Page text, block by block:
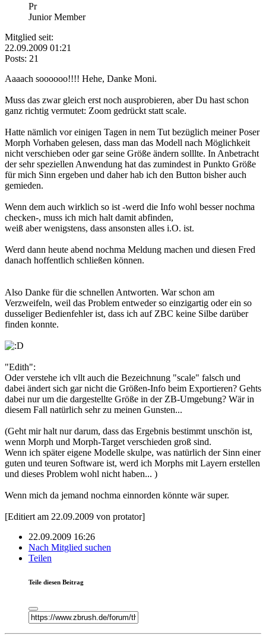
Pr
Junior Member
Mitglied seit:
22.09.2009 01:21
Posts: 21
Aaaach soooooo!!!! Hehe, Danke Moni.
Muss das zwar gleich erst noch ausprobieren, aber Du hast schon
ganz richtig vermutet: Zoom gedrückt statt scale.
Hatte nämlich vor einigen Tagen in nem Tut bezüglich meiner Poser
Morph Vorhaben gelesen, dass man das Modell nach Möglichkeit
nicht verschieben oder gar seine Größe ändern solllte. In Anbetracht
der sehr speziellen Anwendung hat das zumindest in Punkto Größe
für mich Sinn ergeben und daher hab ich den Button bisher auch
gemieden.
Wenn dem auch wirklich so ist -werd die Info wohl besser nochma
checken-, muss ich mich halt damit abfinden,
weiß aber wenigstens, dass ansonsten alles i.O. ist.
Werd dann heute abend nochma Meldung machen und diesen Fred
danach hoffentlich schließen können.
Also Danke für die schnellen Antworten. War schon am
Verzweifeln, weil das Problem entweder so einzigartig oder ein so
dusseliger Bedienfehler ist, dass ich auf ZBC keine Silbe darüber
finden konnte.
"Edith":
Oder verstehe ich vllt auch die Bezeichnung "scale" falsch und
dabei ändert sich gar nicht die Größen-Info beim Exportieren? Gehts
dabei nur um die dargestellte Größe in der ZB-Umgebung? Wär in
diesem Fall natürlich sehr zu meinen Gunsten...
(Geht mir halt nur darum, dass das Ergebnis bestimmt unschön ist,
wenn Morph und Morph-Target verschieden groß sind.
Wenn ich später eigene Modelle skulpe, was natürlich der Sinn einer
guten und teuren Software ist, werd ich Morphs mit Layern erstellen
und dieses Problem wohl nicht haben... )
Wenn mich da jemand nochma einnorden könnte wär super.
[Editiert am 22.09.2009 von protator]
22.09.2009 16:26
Nach Mitglied suchen
Teilen
Teile diesen Beitrag